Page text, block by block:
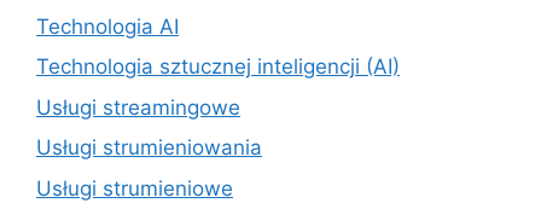
Technologia AI
Technologia sztucznej inteligencji (AI)
Usługi streamingowe
Usługi strumieniowania
Usługi strumieniowe